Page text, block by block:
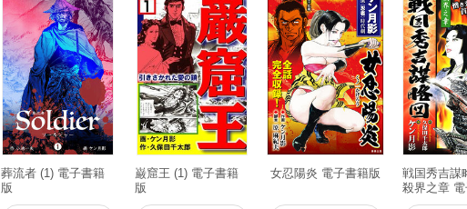
葬流者 (1) 電子書籍
版
巌窟王 (1) 電子書籍
版
女忍陽炎 電子書籍版
戦国秀吉謀
殺界之章